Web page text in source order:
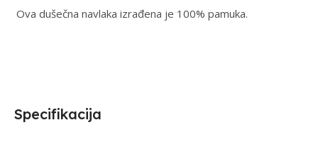
Ova dušečna navlaka izrađena je 100% pamuka.
Specifikacija